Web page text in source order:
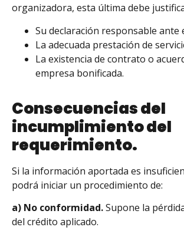
organizadora, esta última debe
Su declaración responsable ante
La adecuada prestación de
La existencia de contrato o
empresa bonificada.
Consecuencias del
incumplimiento del
requerimiento.
Si la información aportada es
podrá iniciar un procedimiento de:
a) No conformidad.Supone la
del crédito aplicado.